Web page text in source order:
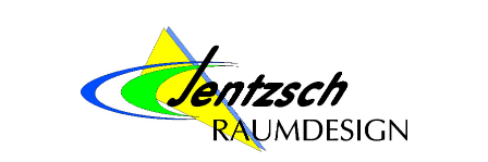
Zum Hauptinhalt springen